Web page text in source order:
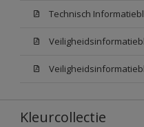
Technisch
Kleurcollectie